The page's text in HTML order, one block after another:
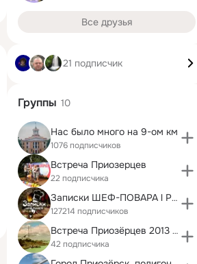
Все друзья
21 подписчик
Группы 10
Нас было много на 9-ом км
1076 подписчиков
Встреча Приозерцев
22 подписчика
Записки ШЕФ-ПОВАРА l Рецепты ☚(ړײ)✌
127214 подписчиков
Встреча Приозёрцев 2013 год.База Можайское море
42 подписчика